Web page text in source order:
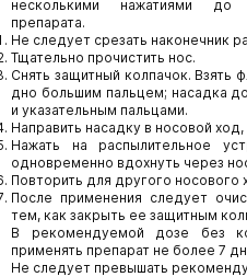
несколькими нажатиями до
препарата.
Не следует срезать наконечник
Тщательно прочистить нос.
Снять защитный колпачок. Взять
дно большим пальцем; насадка
и указательным пальцами.
Направить насадку в носовой
Нажать на распылительное
одновременно вдохнуть через
Повторить для другого носового
После применения следует
тем, как закрыть ее защитным
В рекомендуемой дозе без
применять препарат не более 7
Не следует превышать